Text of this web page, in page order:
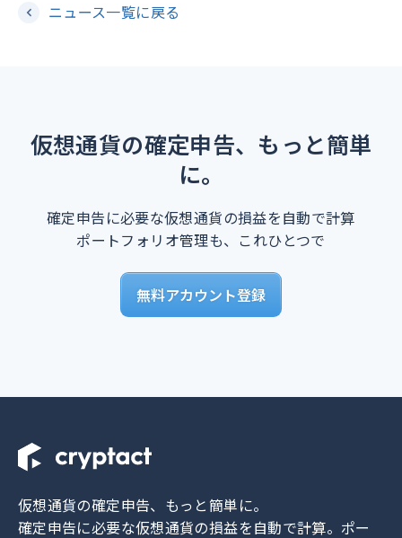
ニュース一覧に戻る
仮想通貨の確定申告、もっと簡単
に。
確定申告に必要な仮想通貨の損益を自動で計算
ポートフォリオ管理も、これひとつで
無料アカウント登録
仮想通貨の確定申告、もっと簡単に。
確定申告に必要な仮想通貨の損益を自動で計算。 ポー